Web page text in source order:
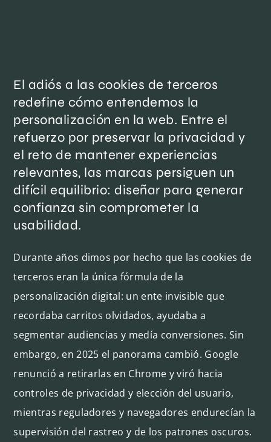
El adiós a las cookies de terceros
redefine cómo entendemos la
personalización en la web. Entre el
refuerzo por preservar la privacidad y
el reto de mantener experiencias
relevantes, las marcas persiguen un
difícil equilibrio: diseñar para generar
confianza sin comprometer la
usabilidad.
Durante años dimos por hecho que las cookies de
terceros eran la única fórmula de la
personalización digital: un ente invisible que
recordaba carritos olvidados, ayudaba a
segmentar audiencias y medía conversiones. Sin
embargo, en 2025 el panorama cambió. Google
renunció a retirarlas en Chrome y viró hacia
controles de privacidad y elección del usuario,
mientras reguladores y navegadores endurecían la
supervisión del rastreo y de los patrones oscuros.